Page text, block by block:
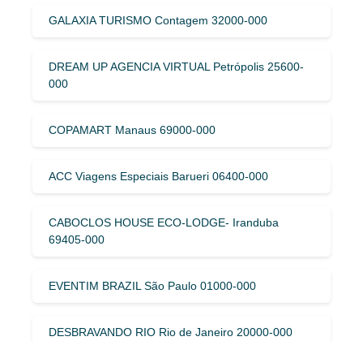
GALAXIA TURISMO Contagem 32000-000
DREAM UP AGENCIA VIRTUAL Petrópolis 25600-
000
COPAMART Manaus 69000-000
ACC Viagens Especiais Barueri 06400-000
CABOCLOS HOUSE ECO-LODGE- Iranduba
69405-000
EVENTIM BRAZIL São Paulo 01000-000
DESBRAVANDO RIO Rio de Janeiro 20000-000